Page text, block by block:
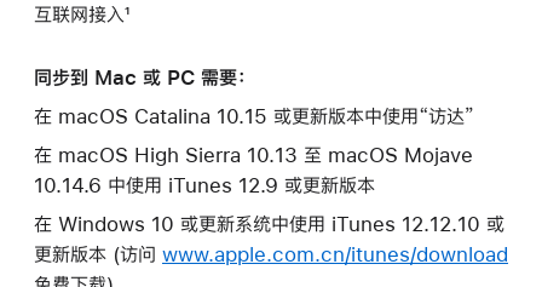
互联网接入¹
同步到 Mac 或 PC 需要：
在 macOS Catalina 10.15 或更新版本中使用“访达”
在 macOS High Sierra 10.13 至 macOS Mojave
10.14.6 中使用 iTunes 12.9 或更新版本
在 Windows 10 或更新系统中使用 iTunes 12.12.10 或
更新版本 (访问 www.apple.com.cn/itunes/download